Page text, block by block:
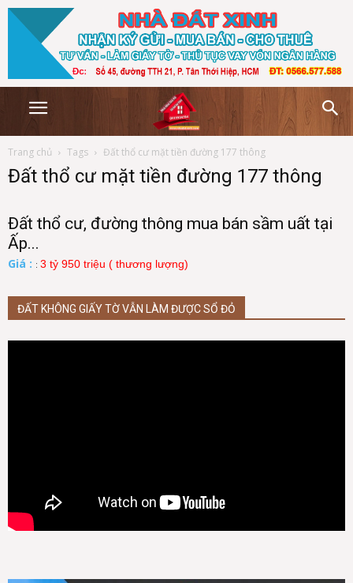
Trang chủ Tags Đất thổ cư mặt tiền đường 177 thông
Đất thổ cư mặt tiền đường 177 thông
Đất thổ cư, đường thông mua bán sầm uất tại
Ấp...
Giá : : 3 tỷ 950 triệu ( thương lượng)
ĐẤT KHÔNG GIẤY TỜ VẪN LÀM ĐƯỢC SỔ ĐỎ